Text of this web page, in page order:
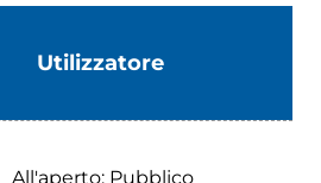
Utilizzatore
All'aperto: Pubblico